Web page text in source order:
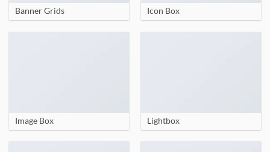
Banner Grids Icon Box
Image Box Lightbox